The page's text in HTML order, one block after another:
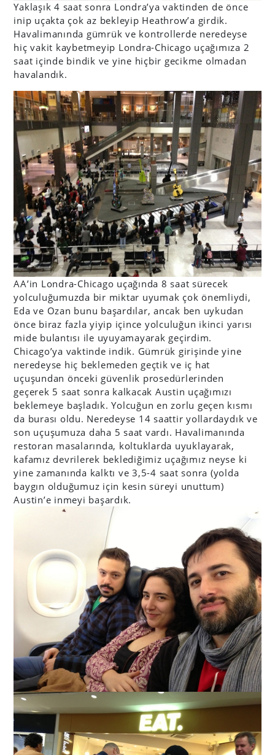
Yaklaşık 4 saat sonra Londra’ya vaktinden de önce
inip uçakta çok az bekleyip Heathrow’a girdik.
Havalimanında gümrük ve kontrollerde neredeyse
hiç vakit kaybetmeyip Londra-Chicago uçağımıza 2
saat içinde bindik ve yine hiçbir gecikme olmadan
havalandık.
AA’in Londra-Chicago uçağında 8 saat sürecek
yolculuğumuzda bir miktar uyumak çok önemliydi,
Eda ve Ozan bunu başardılar, ancak ben uykudan
önce biraz fazla yiyip içince yolculuğun ikinci yarısı
mide bulantısı ile uyuyamayarak geçirdim.
Chicago’ya vaktinde indik. Gümrük girişinde yine
neredeyse hiç beklemeden geçtik ve iç hat
uçuşundan önceki güvenlik prosedürlerinden
geçerek 5 saat sonra kalkacak Austin uçağımızı
beklemeye başladık. Yolcuğun en zorlu geçen kısmı
da burası oldu. Neredeyse 14 saattir yollardaydık ve
son uçuşumuza daha 5 saat vardı. Havalimanında
restoran masalarında, koltuklarda uyuklayarak,
kafamız devrilerek beklediğimiz uçağımız neyse ki
yine zamanında kalktı ve 3,5-4 saat sonra (yolda
baygın olduğumuz için kesin süreyi unuttum)
Austin’e inmeyi başardık.